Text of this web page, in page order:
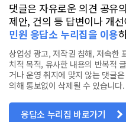
댓글은 자유로운 의견 공유
제안, 건의 등 답변이나 개
민원 응답소 누리집을 이용
상업성 광고, 저작권 침해, 저속한
치적 목적, 유사한 내용의 반복적
거나 운영 취지에 맞지 않는 댓글
의해 통보없이 삭제될 수 있습니다.
응답소 누리집 바로가기